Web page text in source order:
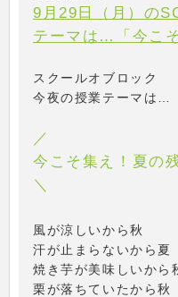
9月29日（月）の
テーマは…「今こ
スクールオブロック
今夜の授業テーマは…
／
今こそ集え！夏の
＼
風が涼しいから秋
汗が止まらないから夏
焼き芋が美味しいから
栗が落ちていたから秋